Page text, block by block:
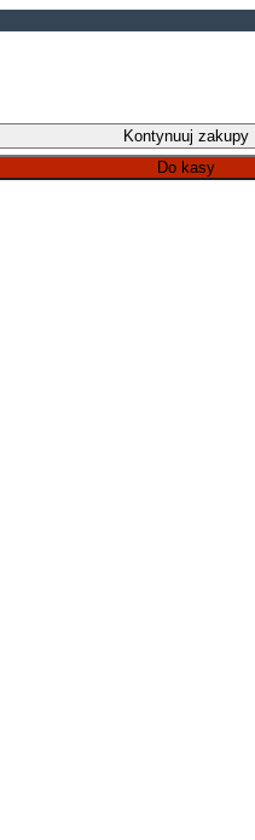
Kontynuuj zakupy
Do kasy